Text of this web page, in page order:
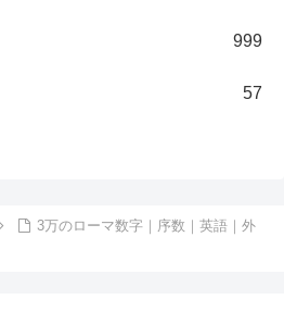
999
57
3万のローマ数字｜序数｜英語｜外